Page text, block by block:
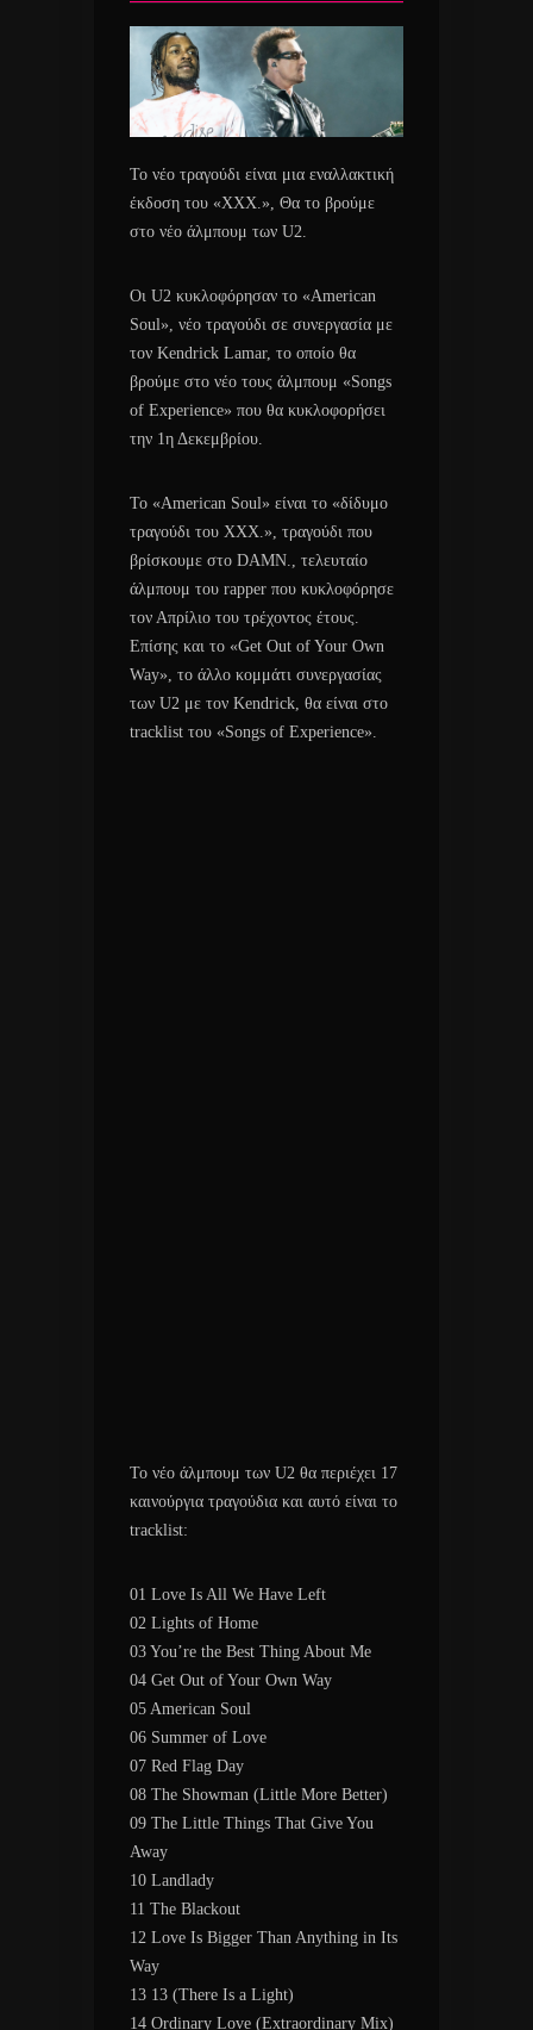
Το νέο τραγούδι είναι μια εναλλακτική
έκδοση του «XXX.», Θα το βρούμε
στο νέο άλμπουμ των U2.
Οι U2 κυκλοφόρησαν το «American
Soul», νέο τραγούδι σε συνεργασία με
τον Kendrick Lamar, το οποίο θα
βρούμε στο νέο τους άλμπουμ «Songs
of Experience» που θα κυκλοφορήσει
την 1η Δεκεμβρίου.
Το «American Soul» είναι το «δίδυμο
τραγούδι του XXX.», τραγούδι που
βρίσκουμε στο DAMN., τελευταίο
άλμπουμ του rapper που κυκλοφόρησε
τον Απρίλιο του τρέχοντος έτους.
Επίσης και το «Get Out of Your Own
Way», το άλλο κομμάτι συνεργασίας
των U2 με τον Kendrick, θα είναι στο
tracklist του «Songs of Experience».
Το νέο άλμπουμ των U2 θα περιέχει 17
καινούργια τραγούδια και αυτό είναι το
tracklist:
01 Love Is All We Have Left
02 Lights of Home
03 You’re the Best Thing About Me
04 Get Out of Your Own Way
05 American Soul
06 Summer of Love
07 Red Flag Day
08 The Showman (Little More Better)
09 The Little Things That Give You
Away
10 Landlady
11 The Blackout
12 Love Is Bigger Than Anything in Its
Way
13 13 (There Is a Light)
14 Ordinary Love (Extraordinary Mix)